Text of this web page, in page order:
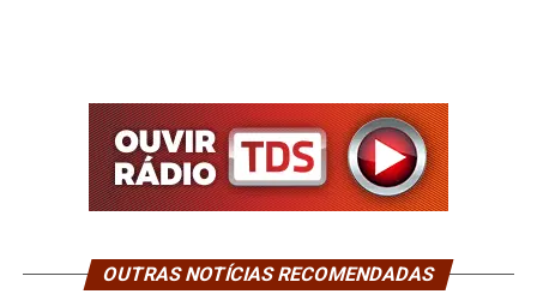
OUTRAS NOTÍCIAS RECOMENDADAS